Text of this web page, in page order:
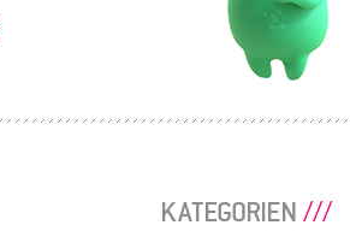
KATEGORIEN